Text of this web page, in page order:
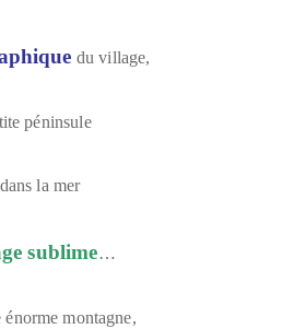
du village,
péninsule
la mer
sublime…
énorme montagne,